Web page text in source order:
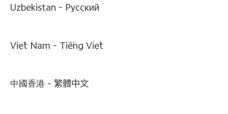
Uzbekistan - Pусский
Việt Nam - Tiếng Việt
中國香港 -繁體中文